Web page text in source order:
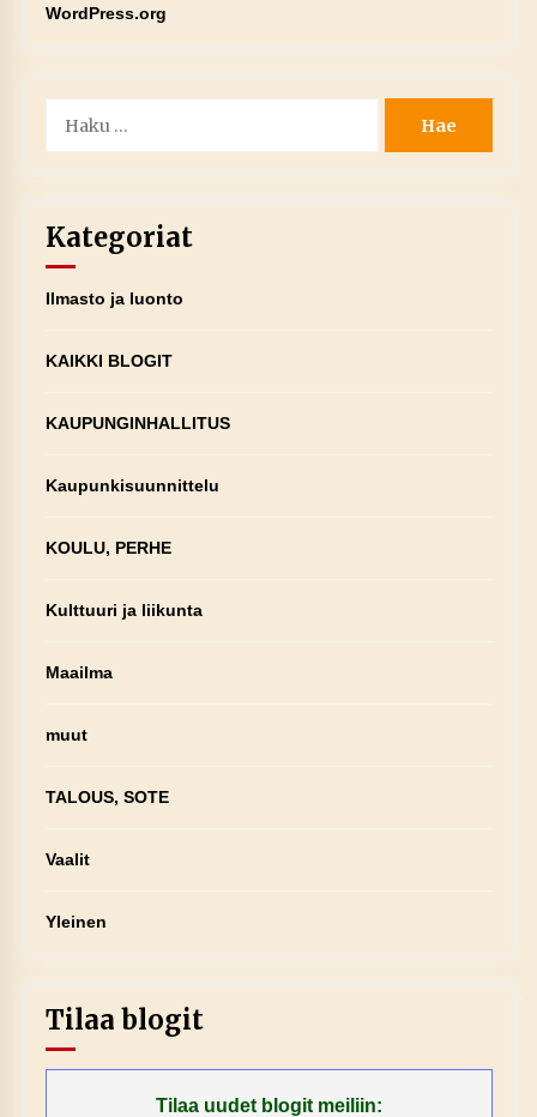
WordPress.org
Kategoriat
Ilmasto ja luonto
KAIKKI BLOGIT
KAUPUNGINHALLITUS
Kaupunkisuunnittelu
KOULU, PERHE
Kulttuuri ja liikunta
Maailma
muut
TALOUS, SOTE
Vaalit
Yleinen
Tilaa blogit
Tilaa uudet blogit meiliin: